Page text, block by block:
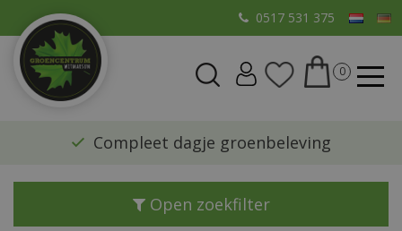
a
0517 531 375
​Compleet dagje groenbeleving
Open zoekfilter